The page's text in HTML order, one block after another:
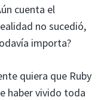
cuenta el
no sucedió,
importa?
quiera que Ruby
haber vivido toda